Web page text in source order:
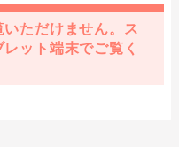
ただけません。ス
ット端末でご覧く